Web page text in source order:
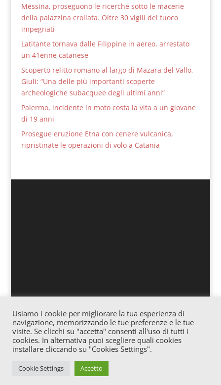
Messina, proseguono le ricerche sotto le macerie
della palazzina crollata. Oltre 30 vigili del fuoco
impegnati
Latitante tornava dalle Filippine in aereo, arrestato
un 41enne catanese
Scoperto relitto romano al largo di Mazara del Vallo,
Giuli: “Una delle più importanti scoperte
archeologiche subacquee degli ultimi anni”
Palermo, incidente in moto costa la vita a un giovane
di 19 anni
Prosegue eruzione Etna con cenere vulcanica,
ripristinate le operazioni di volo a Catania
Associazione culturale “Officina” – Via Vitale 25
Gagliano – Cod. fiscale: 91057620865 – Iscrizione
Registro Stampa c/o Tribunale di Enna n° 02/2016
Direttore Responsabile: Josè Trovato – E-mail:
jtrovato79@gmail.com
Usiamo i cookie per migliorare la tua esperienza di
navigazione, memorizzando le tue preferenze e le tue
visite. Se clicchi su "accetta" consenti all'uso di tutti i
cookies. In alternativa puoi scegliere quali cookies
installare cliccando su "Cookies Settings".
Cookie Settings Accetto